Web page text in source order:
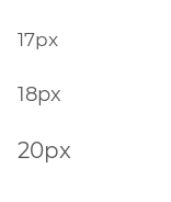
17px
18px
20px